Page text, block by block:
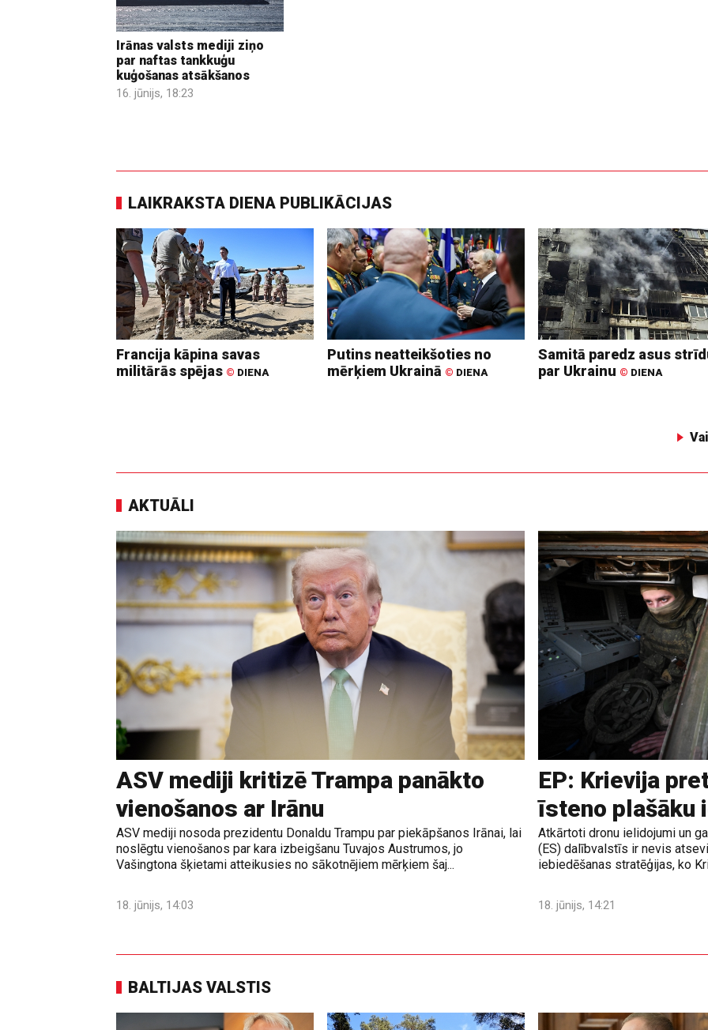
Irānas valsts mediji ziņo
par naftas tankkuģu
kuģošanas atsākšanos
16. jūnijs, 18:23
LAIKRAKSTA DIENA PUBLIKĀCIJAS
Francija kāpina savas
militārās spējas © DIENA
Putins neatteikšoties no
mērķiem Ukrainā © DIENA
Samitā paredz asus
par Ukrainu © DIENA
AKTUĀLI
ASV mediji kritizē Trampa panākto
vienošanos ar Irānu
ASV mediji nosoda prezidentu Donaldu Trampu par piekāpšanos Irānai, lai
noslēgtu vienošanos par kara izbeigšanu Tuvajos Austrumos, jo
Vašingtona šķietami atteikusies no sākotnējiem mērķiem šaj...
18. jūnijs, 14:03
EP: Krievija
īsteno plašāku
Atkārtoti dronu ielidojumi un
(ES) dalībvalstīs ir nevis
iebiedēšanas stratēģijas, ko
18. jūnijs, 14:21
BALTIJAS VALSTIS